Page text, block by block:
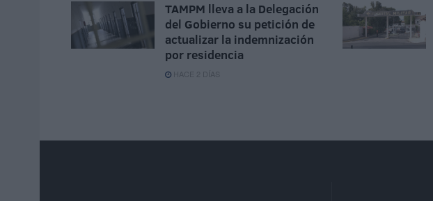
TAMPM lleva a la Delegación
del Gobierno su petición de
actualizar la indemnización
por residencia
HACE 2 DÍAS